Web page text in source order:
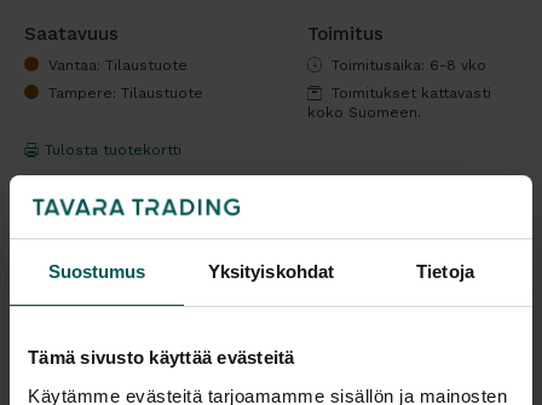
Suostumus Yksityiskohdat Tietoja
Tämä sivusto käyttää evästeitä
Käytämme evästeitä tarjoamamme sisällön ja mainosten
Saatavuus
Vantaa: Tilaustuote
Tampere: Tilaustuote
Toimitus
Toimitusaika: 6-8 vko
Toimitukset kattavasti
koko Suomeen.
Tulosta tuotekortti
Tuotekuvaus